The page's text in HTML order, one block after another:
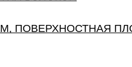
ПОВЕРХНОСТНАЯ